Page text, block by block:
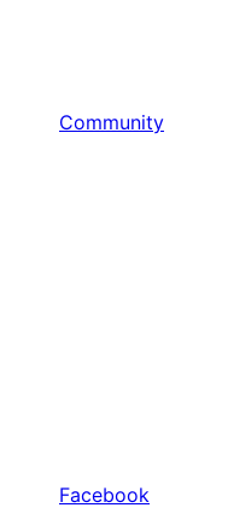
Community
Facebook